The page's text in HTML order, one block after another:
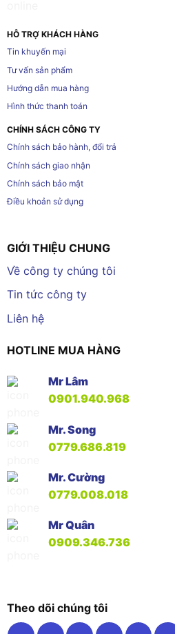
HỖ TRỢ KHÁCH HÀNG
Tin khuyến mại
Tư vấn sản phẩm
Hướng dẫn mua hàng
Hình thức thanh toán
CHÍNH SÁCH CÔNG TY
Chính sách bảo hành, đổi trả
Chính sách giao nhận
Chính sách bảo mật
Điều khoản sử dụng
GIỚI THIỆU CHUNG
Về công ty chúng tôi
Tin tức công ty
Liên hệ
HOTLINE MUA HÀNG
Mr Lâm
0901.940.968
Mr. Song
0779.686.819
Mr. Cường
0779.008.018
Mr Quân
0909.346.736
Theo dõi chúng tôi